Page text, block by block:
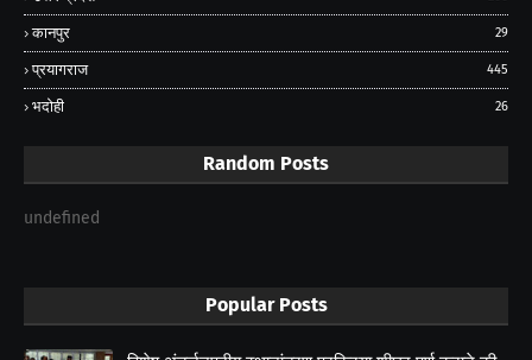
कानपुर 29
प्रयागराज 445
भदोही 26
Random Posts
undefined
Popular Posts